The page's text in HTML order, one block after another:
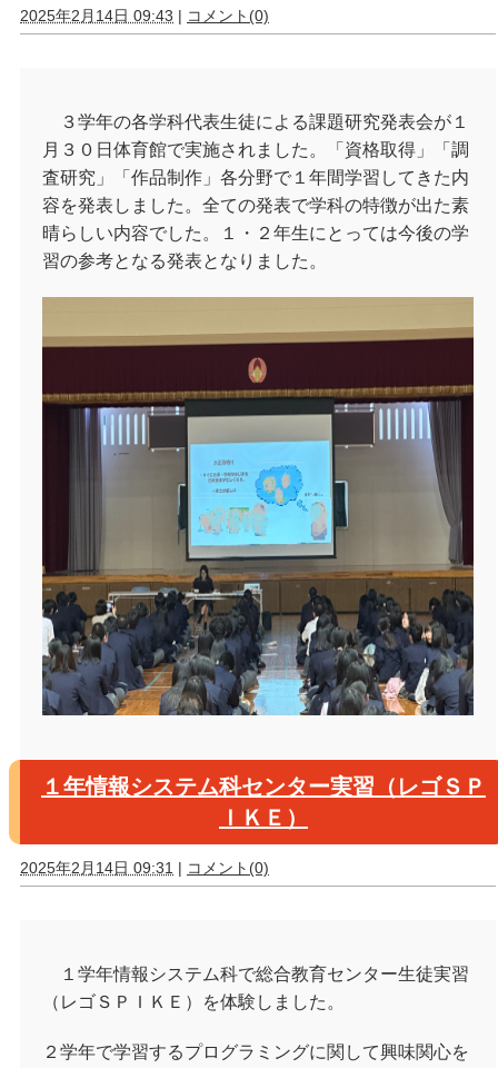
2025年2月14日 09:43 | コメント(0)
３学年の各学科代表生徒による課題研究発表会が１
月３０日体育館で実施されました。「資格取得」「調
査研究」「作品制作」各分野で１年間学習してきた内
容を発表しました。全ての発表で学科の特徴が出た素
晴らしい内容でした。１・２年生にとっては今後の学
習の参考となる発表となりました。
１年情報システム科センター実習（レゴＳＰ
ＩＫＥ）
2025年2月14日 09:31 | コメント(0)
１学年情報システム科で総合教育センター生徒実習
（レゴＳＰＩＫＥ）を体験しました。
２学年で学習するプログラミングに関して興味関心を